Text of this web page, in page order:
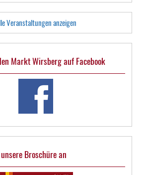
Veranstaltungen anzeigen
Markt Wirsberg auf Facebook
Broschüre an